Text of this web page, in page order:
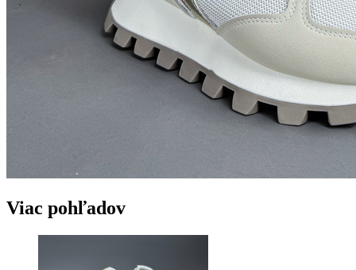
Viac pohľadov